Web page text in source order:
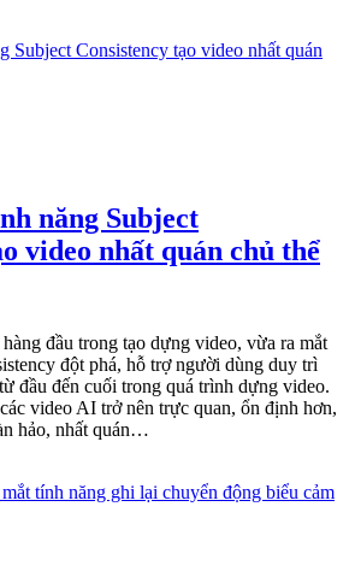
năng Subject
video nhất quán chủ thể
đầu trong tạo dựng video, vừa ra mắt
đột phá, hỗ trợ người dùng duy trì
đầu đến cuối trong quá trình dựng video.
video AI trở nên trực quan, ổn định hơn,
hảo, nhất quán…